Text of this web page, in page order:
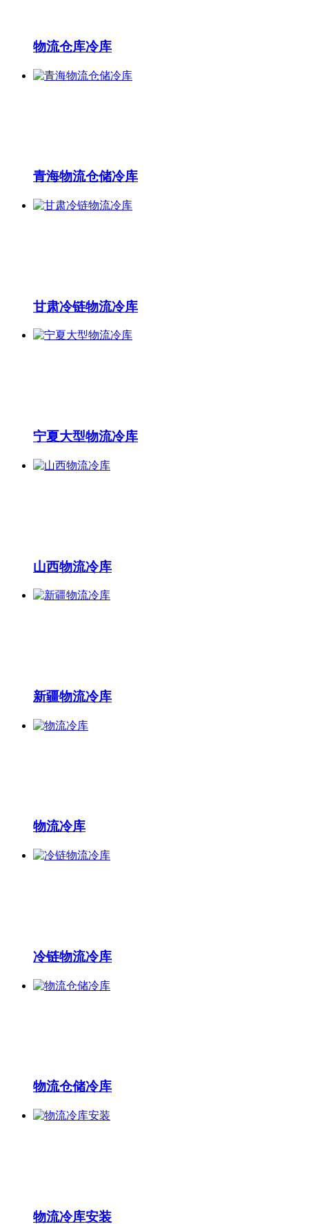
物流仓库冷库
青海物流仓储冷库
甘肃冷链物流冷库
宁夏大型物流冷库
山西物流冷库
新疆物流冷库
物流冷库
冷链物流冷库
物流仓储冷库
物流冷库安装